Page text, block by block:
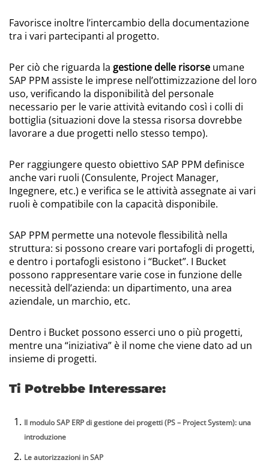
Favorisce inoltre l’intercambio della documentazione
tra i vari partecipanti al progetto.
Per ciò che riguarda la gestione delle risorse umane
SAP PPM assiste le imprese nell’ottimizzazione del loro
uso, verificando la disponibilità del personale
necessario per le varie attività evitando così i colli di
bottiglia (situazioni dove la stessa risorsa dovrebbe
lavorare a due progetti nello stesso tempo).
Per raggiungere questo obiettivo SAP PPM definisce
anche vari ruoli (Consulente, Project Manager,
Ingegnere, etc.) e verifica se le attività assegnate ai vari
ruoli è compatibile con la capacità disponibile.
SAP PPM permette una notevole flessibilità nella
struttura: si possono creare vari portafogli di progetti,
e dentro i portafogli esistono i “Bucket”. I Bucket
possono rappresentare varie cose in funzione delle
necessità dell’azienda: un dipartimento, una area
aziendale, un marchio, etc.
Dentro i Bucket possono esserci uno o più progetti,
mentre una “iniziativa” è il nome che viene dato ad un
insieme di progetti.
Ti Potrebbe Interessare:
Il modulo SAP ERP di gestione dei progetti (PS – Project System): una
introduzione
Le autorizzazioni in SAP